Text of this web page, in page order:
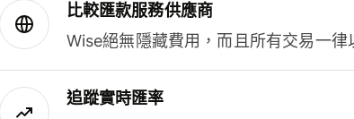
比較匯款服務供應商
Wise絕無隱藏費用，而且所有交易一律
追蹤實時匯率